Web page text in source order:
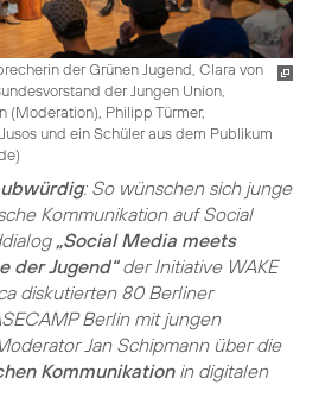
der Grünen Jugend, Clara von
der Jungen Union,
(Moderation), Philipp Türmer,
und ein Schüler aus dem Publikum
)
: So wünschen sich junge
Kommunikation auf Social
„Social Media meets
der Jugend“der Initiative WAKE
diskutierten 80 Berliner
Berlin mit jungen
Jan Schipmann über die
Kommunikationin digitalen